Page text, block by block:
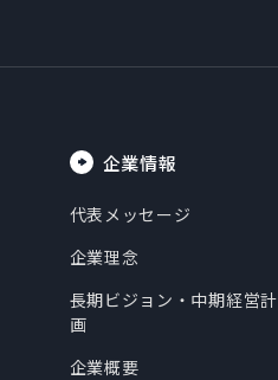
企業情報
代表メッセージ
企業理念
長期ビジョン・中期経営計
画
企業概要